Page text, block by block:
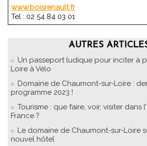
www.boisrenault.fr
Tel : 02 54 84 03 01
AUTRES
Un passeport ludique pour inciter à
Loire à Vélo
Domaine de Chaumont-sur-Loire :
programme 2023 !
Tourisme : que faire, voir, visiter dans
France ?
Le domaine de Chaumont-sur-Loire
nouvel hôtel